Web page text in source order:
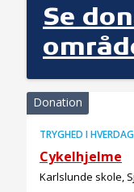
Se
Donation
TRYGHED I
Cykelhjelme
Karlslunde skole,